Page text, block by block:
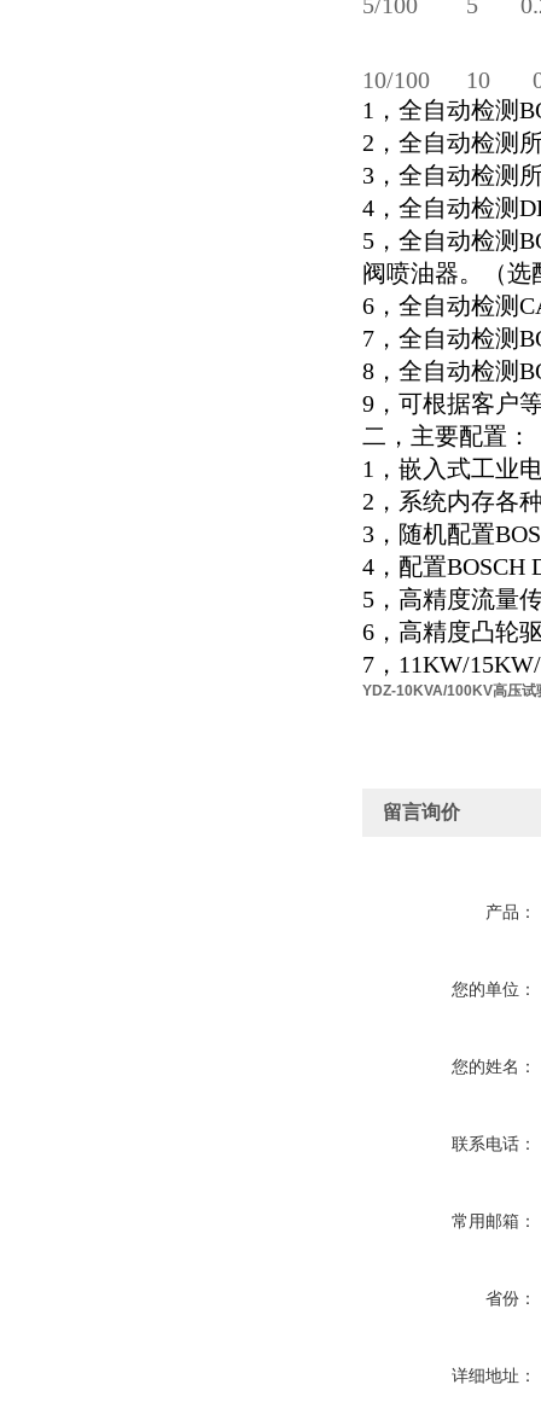
10/100 10
1，全自动检测
2，全自动检测
3，全自动检测
4，全自动检测
5，全自动检测
阀喷油器。（选
6，全自动检测
7，全自动检测
8，全自动检测
9，可根据客户
二，主要配置：
1，嵌入式工业
2，系统内存各
3，随机配置
4，配置BOSCH
5，高精度流量
6，高精度凸轮
7，11KW/
YDZ-10KVA/100KV高压试
留言询价
产品：
您的单位：
您的姓名：
联系电话：
常用邮箱：
省份：
详细地址：